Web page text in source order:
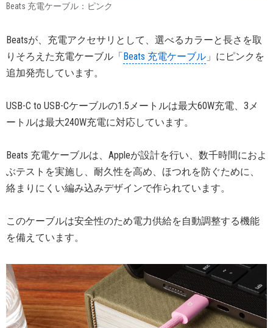
Beats 充電ケーブル：ピンク
Beatsが、充電アクセサリとして、選べるカラーと長さを取
りそろえた充電ケーブル「 Beats 充電ケーブル 」にピンクを
追加発売しています。
USB-C to USB-Cケーブルの1.5メートルは最大60W充電、3メ
ートルは最大240W充電に対応しています。
Beats 充電ケーブルは、Appleが設計を行い、数千時間におよ
ぶテストを実施し、耐久性を高め、ほつれを防ぐために、
絡まりにくい編み込みデザインで作られています。
このケーブルは安全性のため電力供給を自動調整する機能
を備えています。